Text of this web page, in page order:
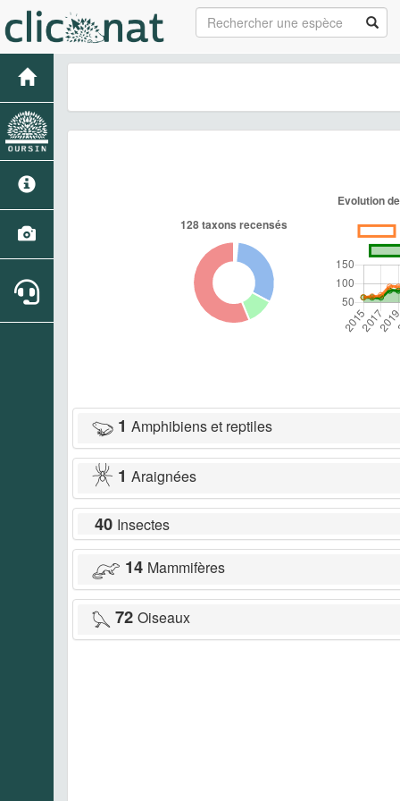
1 Amphibiens et reptiles
1 Araignées
40 Insectes
14 Mammifères
72 Oiseaux